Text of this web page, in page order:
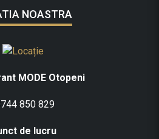
NOASTRA
MODE Otopeni
850 829
de lucru